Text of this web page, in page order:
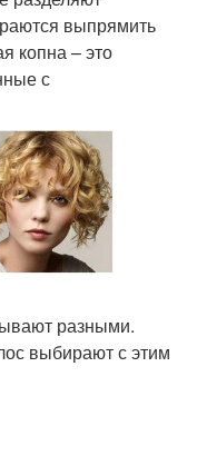
выпрямить
копна – это
с
разными.
выбирают с этим